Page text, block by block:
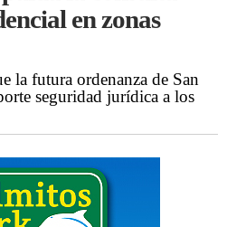
en zonas
la futura ordenanza de San
seguridad jurídica a los